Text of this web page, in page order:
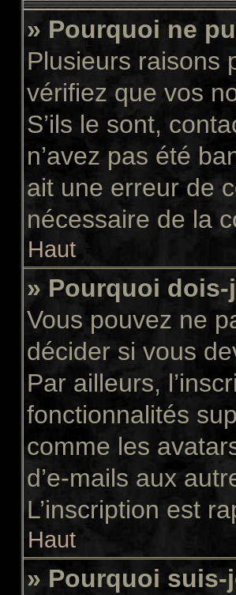
» Pourquoi ne
Plusieurs raisons
vérifiez que vos
S’ils le sont,
n’avez pas été
ait une erreur de
nécessaire de la
Haut
» Pourquoi
Vous pouvez ne
décider si vous
Par ailleurs,
fonctionnalités
comme les
d’e-mails aux
L’inscription est
Haut
» Pourquoi